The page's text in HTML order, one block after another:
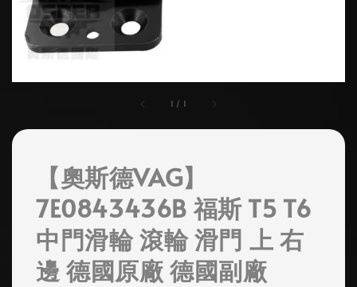
1 / 1
【奧斯德VAG】
7E0843436B 福斯 T5 T6
中門滑輪 滾輪 滑門 上 右
邊 德國原廠 德國副廠